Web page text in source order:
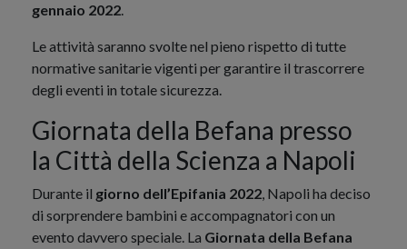
gennaio 2022.
Le attività saranno svolte nel pieno rispetto di tutte
normative sanitarie vigenti per garantire il trascorrere
degli eventi in totale sicurezza.
Giornata della Befana presso
la Città della Scienza a Napoli
Durante il giorno dell’Epifania 2022, Napoli ha deciso
di sorprendere bambini e accompagnatori con un
evento davvero speciale. La Giornata della Befana